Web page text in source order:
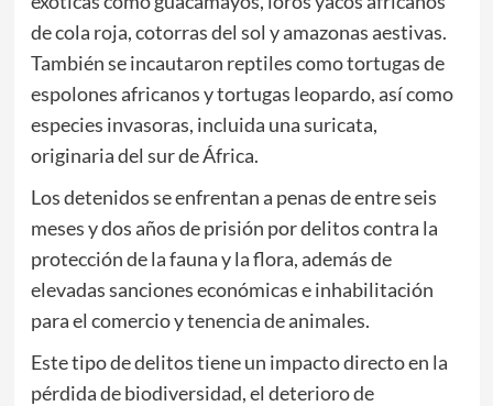
de cola roja, cotorras del sol y amazonas aestivas.
También se incautaron reptiles como tortugas de
espolones africanos y tortugas leopardo, así como
especies invasoras, incluida una suricata,
originaria del sur de África.
Los detenidos se enfrentan a penas de entre seis
meses y dos años de prisión por delitos contra la
protección de la fauna y la flora, además de
elevadas sanciones económicas e inhabilitación
para el comercio y tenencia de animales.
Este tipo de delitos tiene un impacto directo en la
pérdida de biodiversidad, el deterioro de